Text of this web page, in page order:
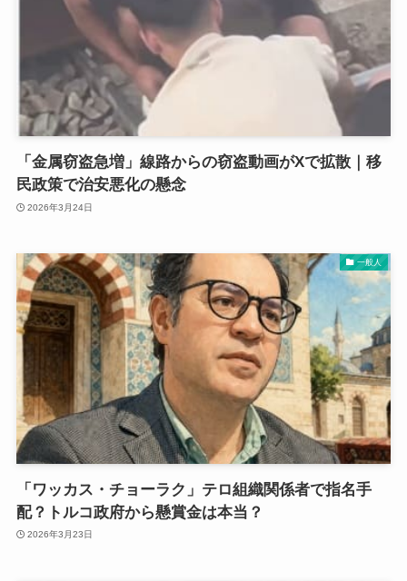
「金属窃盗急増」線路からの窃盗動画がXで拡散｜移
民政策で治安悪化の懸念
2026年3月24日
一般人
「ワッカス・チョーラク」テロ組織関係者で指名手
配？トルコ政府から懸賞金は本当？
2026年3月23日